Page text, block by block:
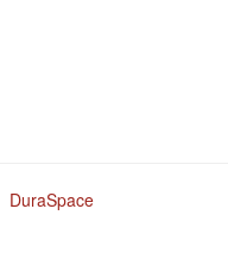
DuraSpace